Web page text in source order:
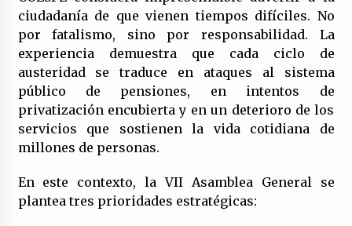
14/07/2026
ciudadanía de que vienen tiempos difíciles. No
por fatalismo, sino por responsabilidad. La
experiencia demuestra que cada ciclo de
austeridad se traduce en ataques al sistema
público de pensiones, en intentos de
privatización encubierta y en un deterioro de los
servicios que sostienen la vida cotidiana de
millones de personas.
En este contexto, la VII Asamblea General se
plantea tres prioridades estratégicas: